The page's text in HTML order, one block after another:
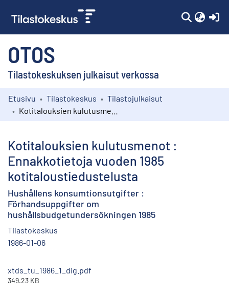
OTOS
Tilastokeskuksen julkaisut verkossa
Kokoelmat
Etusivu Tilastokeskus
Tilastojulkaisut
Kotitalouksien kulutusmenot :
Ennakkotietoja vuoden 1985
kotitaloustiedustelusta
Hushållens konsumtionsutgifter :
Förhandsuppgifter om
hushållsbudgetundersökningen 1985
Tilastokeskus
1986-01-06
xtds_tu_1986_1_dig.pdf
349.23 KB